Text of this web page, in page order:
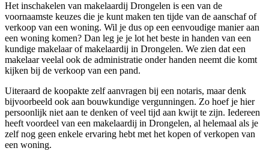
Het inschakelen van makelaardij Drongelen is een van de
voornaamste keuzes die je kunt maken ten tijde van de aanschaf of
verkoop van een woning. Wil je dus op een eenvoudige manier aan
een woning komen? Dan leg je je lot het beste in handen van een
kundige makelaar of makelaardij in Drongelen. We zien dat een
makelaar veelal ook de administratie onder handen neemt die komt
kijken bij de verkoop van een pand.
Uiteraard de koopakte zelf aanvragen bij een notaris, maar denk
bijvoorbeeld ook aan bouwkundige vergunningen. Zo hoef je hier
persoonlijk niet aan te denken of veel tijd aan kwijt te zijn. Iedereen
heeft voordeel van een makelaardij in Drongelen, al helemaal als je
zelf nog geen enkele ervaring hebt met het kopen of verkopen van
een woning.